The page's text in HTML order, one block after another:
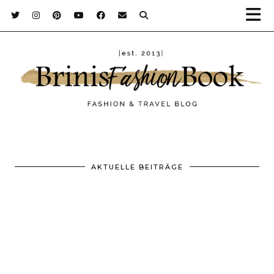
AKTUELLE BEITRÄGE